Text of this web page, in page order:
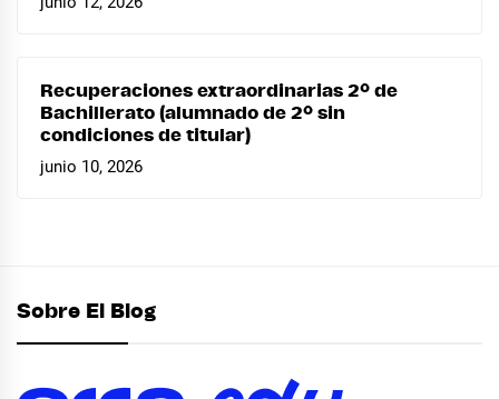
Recuperaciones extraordinarias 2º de
Bachillerato (alumnado de 2º sin
condiciones de titular)
junio 10, 2026
Sobre El Blog